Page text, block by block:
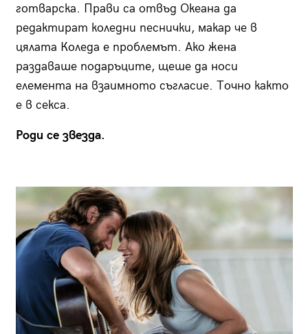
готварска. Прави са отвъд Океана да
редактират коледни песнички, макар че в
цялата Коледа е проблемът. Ако жена
раздаваше подаръците, щеше да носи
елемента на взаимното съгласие. Точно както
е в секса.
Роди се звезда.